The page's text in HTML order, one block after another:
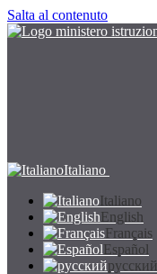
Salta al contenuto
Italiano
Italiano
English
Français
Español
русский